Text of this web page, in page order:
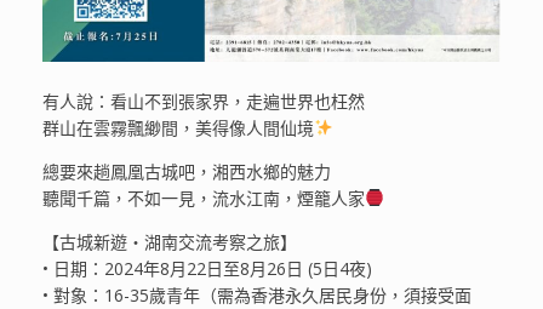
有人說：看山不到張家界，走遍世界也枉然
群山在雲霧飄緲間，美得像人間仙境
總要來趟鳳凰古城吧，湘西水鄉的魅力
聽聞千篇，不如一見，流水江南，煙籠人家
【古城新遊・湖南交流考察之旅】
•⁠ ⁠日期：2024年8月22日至8月26日 (5日4夜)
•⁠ ⁠對象：16-35歲青年（需為香港永久居民身份，須接受面